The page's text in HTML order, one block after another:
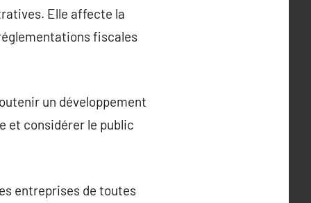
Elle affecte la
fiscales
un développement
et considérer le public
entreprises de toutes